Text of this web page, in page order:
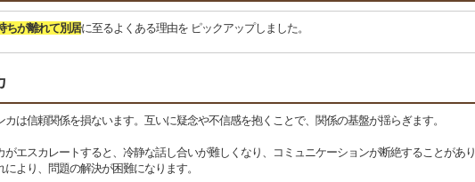
ちが離れて別居に至るよくある理由を ピックアップしました。
カは信頼関係を損ないます。互いに疑念や不信感を抱くことで、関係の基盤が揺らぎます。
がエスカレートすると、冷静な話し合いが難しくなり、コミュニケーションが断絶することがあり
により、問題の解決が困難になります。